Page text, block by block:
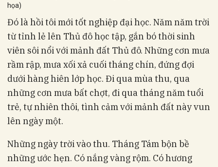
họa)
Đó là hồi tôi mới tốt nghiệp đại học. Năm năm trời
từ tỉnh lẻ lên Thủ đô học tập, gắn bó thời sinh
viên sôi nổi với mảnh đất Thủ đô. Những cơn mưa
rầm rập, mưa xối xả cuối tháng chín, đứng đợi
dưới hàng hiên lớp học. Đi qua mùa thu, qua
những cơn mưa bất chợt, đi qua tháng năm tuổi
trẻ, tự nhiên thôi, tình cảm với mảnh đất này vun
lên ngày một.
Những ngày trời vào thu. Tháng Tám bộn bề
những ước hẹn. Có nắng vàng rộm. Có hương